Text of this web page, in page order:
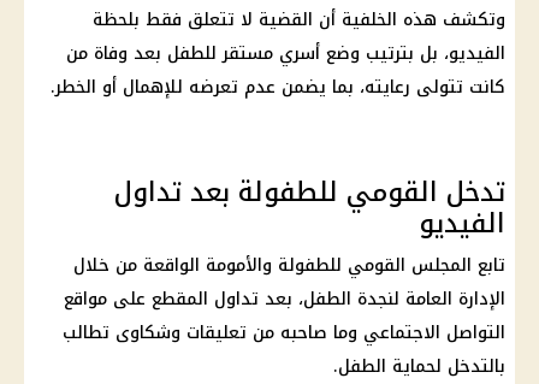
وتكشف هذه الخلفية أن القضية لا تتعلق فقط بلحظة
الفيديو، بل بترتيب وضع أسري مستقر للطفل بعد وفاة من
كانت تتولى رعايته، بما يضمن عدم تعرضه للإهمال أو الخطر.
تدخل القومي للطفولة بعد تداول
الفيديو
تابع المجلس القومي للطفولة والأمومة الواقعة من خلال
الإدارة العامة لنجدة الطفل، بعد تداول المقطع على مواقع
التواصل الاجتماعي وما صاحبه من تعليقات وشكاوى تطالب
بالتدخل لحماية الطفل.